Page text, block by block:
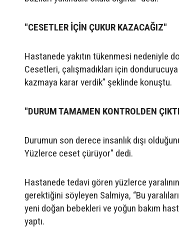
"CESETLER İÇİN ÇUKUR KAZACAĞIZ"
Hastanede yakıtın tükenmesi nedeniyle
Cesetleri, çalışmadıkları için
kazmaya karar verdik” şeklinde konuştu.
"DURUM TAMAMEN KONTROLDEN
Durumun son derece insanlık dışı
Yüzlerce ceset çürüyor" dedi.
Hastanede tedavi gören yüzlerce
gerektiğini söyleyen Salmiya, “Bu
yeni doğan bebekleri ve yoğun bakım
yaptı.